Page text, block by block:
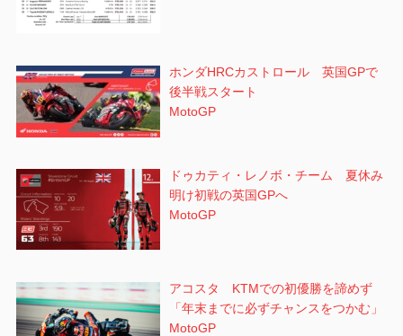
ホンダHRCカストロール 英国GPで
後半戦スタート
MotoGP
ドゥカティ・レノボ・チーム 夏休み
明け初戦の英国GPへ
MotoGP
アコスタ KTMでの初優勝を諦めず
「年末までに必ずチャンスをつかむ」
MotoGP